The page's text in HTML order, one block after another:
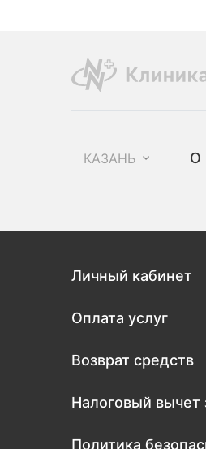
КАЗАНЬ О
Личный кабинет
Оплата услуг
Возврат средств
Налоговый вычет
Политика